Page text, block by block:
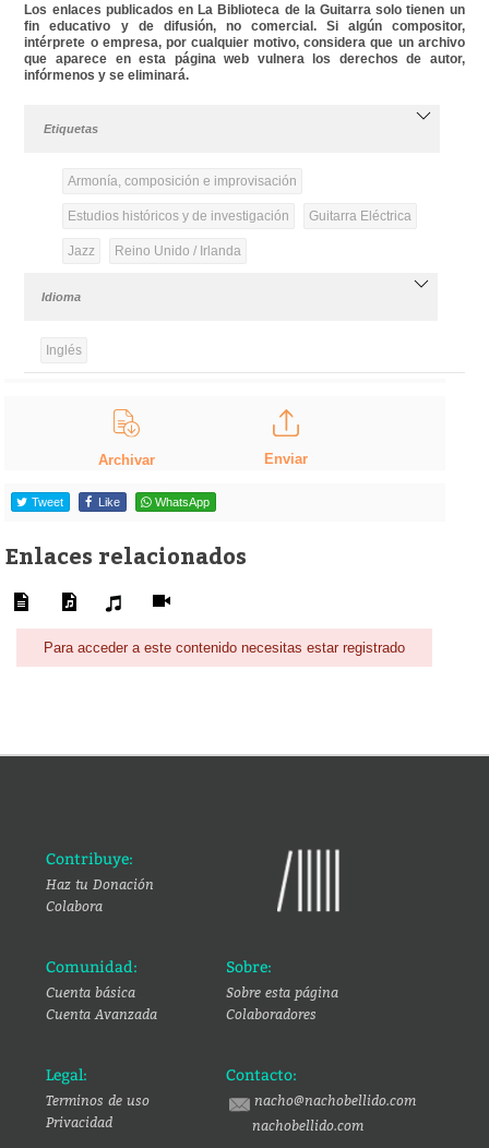
Los enlaces publicados en La Biblioteca de la Guitarra solo tienen un
fin educativo y de difusión, no comercial. Si algún compositor,
intérprete o empresa, por cualquier motivo, considera que un archivo
que aparece en esta página web vulnera los derechos de autor,
infórmenos y se eliminará.
Etiquetas
Armonía, composición e improvisación
Estudios históricos y de investigación Guitarra Eléctrica
Jazz Reino Unido / Irlanda
Idioma
Inglés
Archivar Enviar
Tweet Like WhatsApp
Enlaces relacionados
Para acceder a este contenido necesitas estar registrado
Contribuye:
Haz tu Donación
Colabora
Comunidad:
Cuenta básica
Cuenta Avanzada
Sobre:
Sobre esta página
Colaboradores
Legal:
Terminos de uso
Privacidad
Contacto:
nacho@nachobellido.com
nachobellido.com